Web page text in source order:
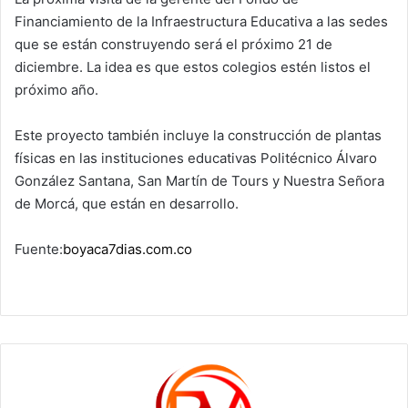
Financiamiento de la Infraestructura Educativa a las sedes
que se están construyendo será el próximo 21 de
diciembre. La idea es que estos colegios estén listos el
próximo año.
Este proyecto también incluye la construcción de plantas
físicas en las instituciones educativas Politécnico Álvaro
González Santana, San Martín de Tours y Nuestra Señora
de Morcá, que están en desarrollo.
Fuente:boyaca7dias.com.co